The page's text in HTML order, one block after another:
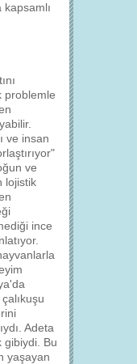
problemle
ve insan
ve
lojistik
ince
Adeta
gibiydi. Bu
yaşayan